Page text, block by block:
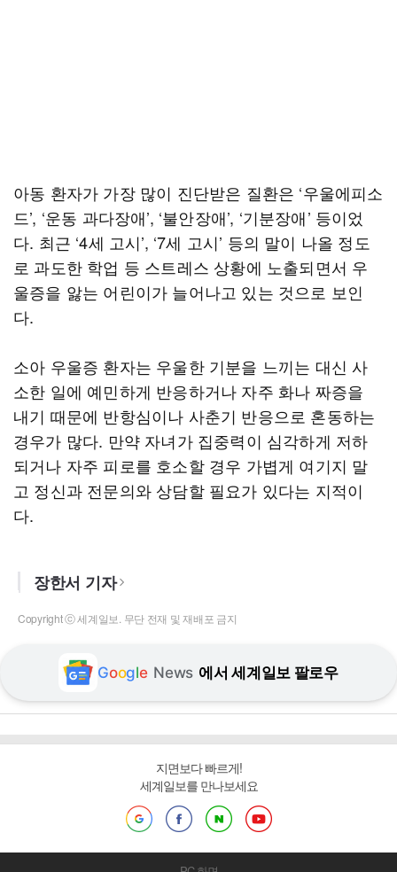
아동 환자가 가장 많이 진단받은 질환은 ‘우울에피소
드’, ‘운동 과다장애’, ‘불안장애’, ‘기분장애’ 등이었
다. 최근 ‘4세 고시’, ‘7세 고시’ 등의 말이 나올 정도
로 과도한 학업 등 스트레스 상황에 노출되면서 우
울증을 앓는 어린이가 늘어나고 있는 것으로 보인
다.
소아 우울증 환자는 우울한 기분을 느끼는 대신 사
소한 일에 예민하게 반응하거나 자주 화나 짜증을
내기 때문에 반항심이나 사춘기 반응으로 혼동하는
경우가 많다. 만약 자녀가 집중력이 심각하게 저하
되거나 자주 피로를 호소할 경우 가볍게 여기지 말
고 정신과 전문의와 상담할 필요가 있다는 지적이
다.
장한서 기자
Copyright ⓒ 세계일보. 무단 전재 및 재배포 금지
Google News 에서 세계일보 팔로우
지면보다 빠르게!
세계일보를 만나보세요